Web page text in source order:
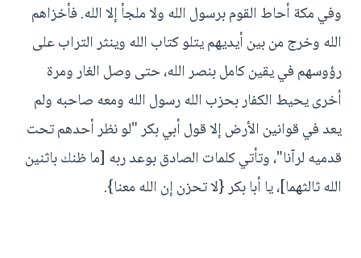
وفي مكة أحاط القوم برسول الله ولا ملجأ إلا الله. فأخزاهم
الله وخرج من بين أيديهم يتلو كتاب الله وينثر التراب على
رؤوسهم في يقين كامل بنصر الله، حتى وصل الغار ومرة
أخرى يحيط الكفار بحزب الله رسول الله ومعه صاحبه ولم
يعد في قوانين الأرض إلا قول أبي بكر "لو نظر أحدهم تحت
قدميه لرآنا"، وتأتي كلمات الصادق بوعد ربه [ما ظنك باثنين
الله ثالثهما]، يا أبا بكر {لا تحزن إن الله معنا}.